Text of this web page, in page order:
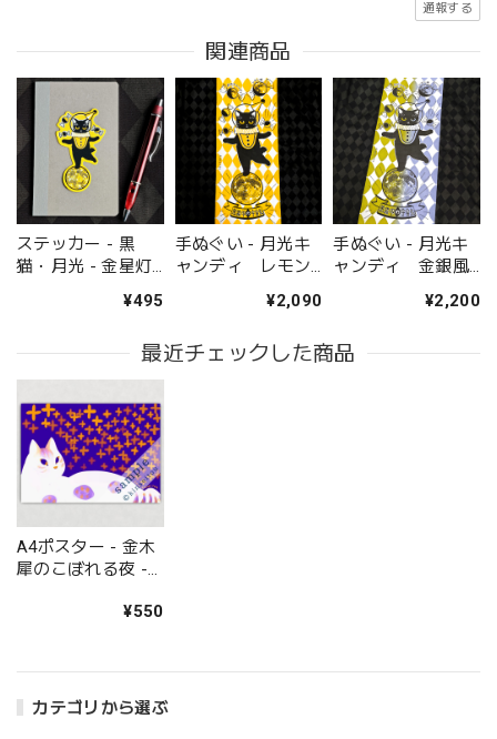
カテゴリから選ぶ
通報する
関連商品
ステッカー - 黒
猫・月光 - 金星灯
¥495
手ぬぐい - 月光キ
ャンディ レモン
¥2,090
手ぬぐい - 月光キ
ャンディ 金銀風
¥2,200
最近チェックした商品
A4ポスター - 金木
犀のこぼれる夜 -
¥550